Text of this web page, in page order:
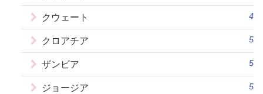
クウェート 4
クロアチア 5
ザンビア 5
ジョージア 5